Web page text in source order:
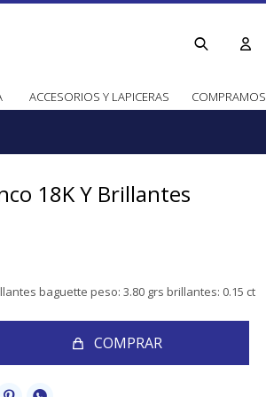
ACCESORIOS Y LAPICERAS COMPRAMOS
18K Y Brillantes
baguette peso: 3.80 grs brillantes: 0.15 ct
COMPRAR